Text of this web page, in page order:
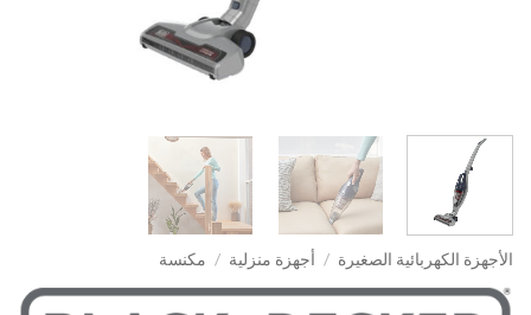
الأجهزة الكهربائية الصغيرة / أجهزة منزلية / مكنسة